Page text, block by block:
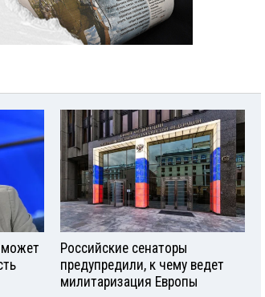
может
Российские сенаторы
предупредили, к чему ведет
милитаризация Европы